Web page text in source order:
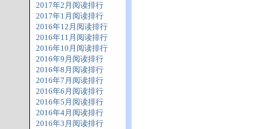
2017年2月阅读排行
2017年1月阅读排行
2016年12月阅读排行
2016年11月阅读排行
2016年10月阅读排行
2016年9月阅读排行
2016年8月阅读排行
2016年7月阅读排行
2016年6月阅读排行
2016年5月阅读排行
2016年4月阅读排行
2016年3月阅读排行